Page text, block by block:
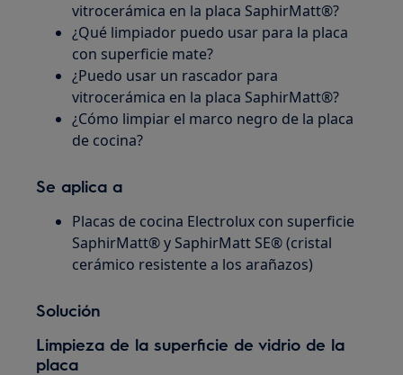
vitrocerámica en la placa SaphirMatt®?
¿Qué limpiador puedo usar para la placa
con superficie mate?
¿Puedo usar un rascador para
vitrocerámica en la placa SaphirMatt®?
¿Cómo limpiar el marco negro de la placa
de cocina?
Se aplica a
Placas de cocina Electrolux con superficie
SaphirMatt® y SaphirMatt SE® (cristal
cerámico resistente a los arañazos)
Solución
Limpieza de la superficie de vidrio de la
placa